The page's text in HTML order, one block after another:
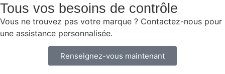
Tous vos besoins de contrôle
Vous ne trouvez pas votre marque ? Contactez-nous pour
une assistance personnalisée.
Renseignez-vous maintenant